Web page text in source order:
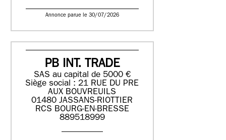
Annonce parue le 30/07/2026
PB INT. TRADE
SAS au capital de 5000 €
Siège social : 21 RUE DU PRE
AUX BOUVREUILS
01480 JASSANS-RIOTTIER
RCS BOURG-EN-BRESSE
889518999